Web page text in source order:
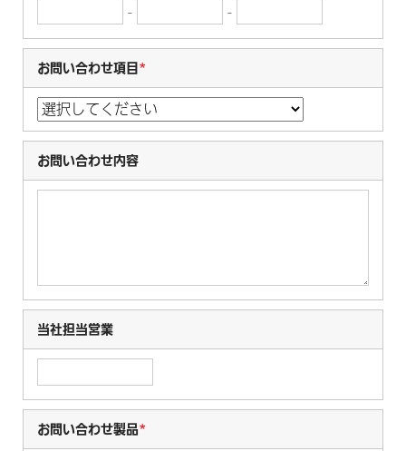
- -
お問い合わせ項目*
お問い合わせ内容
当社担当営業
お問い合わせ製品*